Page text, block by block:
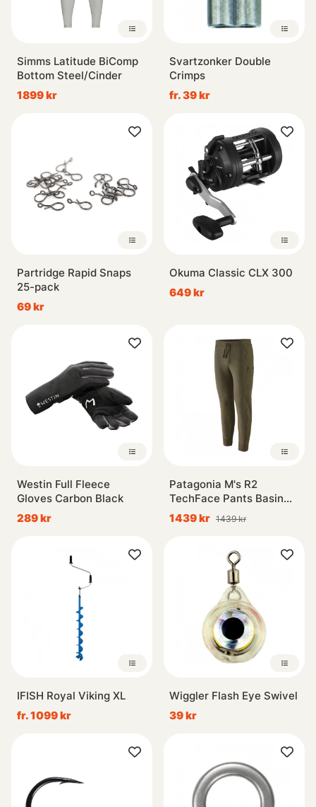
Simms Latitude BiComp
Bottom Steel/Cinder
1899 kr
Svartzonker Double
Crimps
fr. 39 kr
Partridge Rapid Snaps
25-pack
69 kr
Okuma Classic CLX 300
649 kr
Westin Full Fleece
Gloves Carbon Black
289 kr
Patagonia M's R2
TechFace Pants Basin
Green
1439 kr 1439 kr
IFISH Royal Viking XL
fr. 1099 kr
Wiggler Flash Eye Swivel
39 kr